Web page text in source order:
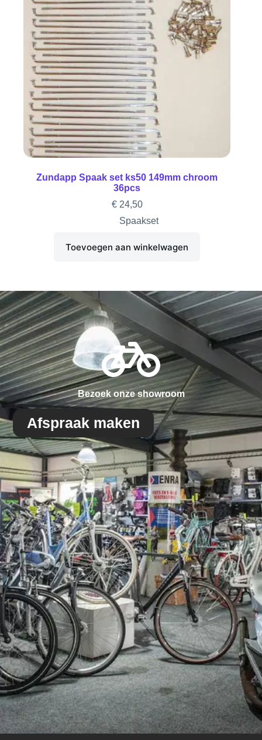
Zundapp Spaak set ks50 149mm chroom
36pcs
€24,50
Spaakset
Toevoegen aan winkelwagen
Bezoek onze showroom
Afspraak maken